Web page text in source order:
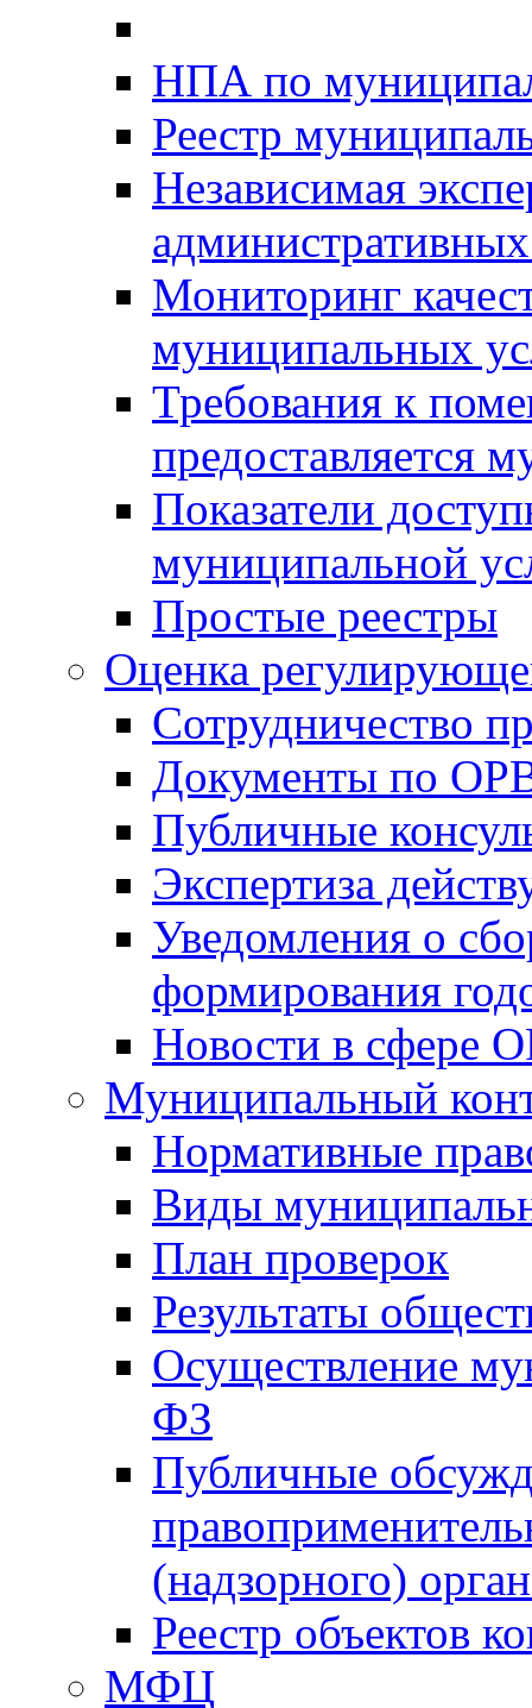
НПА по
Реестр
Независимая
Мониторинг
муниципальных
Требования к
предоставляется
Показатели
муниципальной
Простые реестры
Оценка
Сотрудничество
Документы по
Публичные
Экспертиза
Уведомления о
формирования
Новости в сфере
Муниципальный
Нормативные
Виды
План проверок
Результаты
Осуществление
ФЗ
Публичные
(надзорного)
Реестр объектов
МФЦ